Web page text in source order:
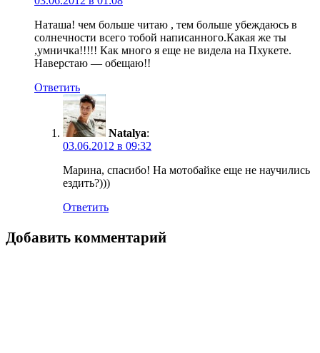
Наташа! чем больше читаю , тем больше убеждаюсь в
солнечности всего тобой написанного.Какая же ты
,умничка!!!!! Как много я еще не видела на Пхукете.
Наверстаю — обещаю!!
Ответить
Natalya:
03.06.2012 в 09:32
Марина, спасибо! На мотобайке еще не научились
ездить?)))
Ответить
Добавить комментарий